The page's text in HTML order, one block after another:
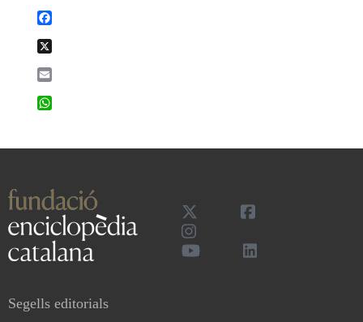
Segells editorials